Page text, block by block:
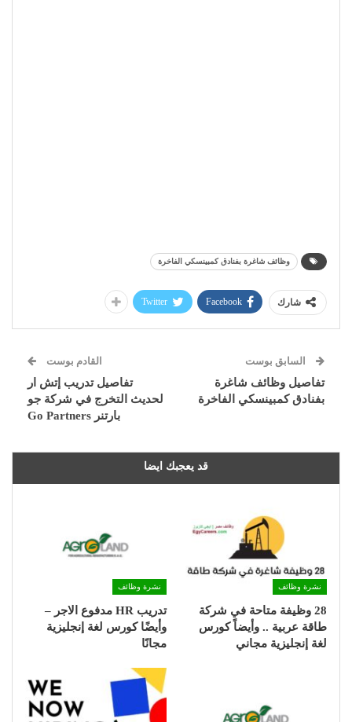
وظائف شاغرة بفنادق كمبينسكي الفاخرة
شارك Facebook
Twitter
السابق بوست
تفاصيل وظائف شاغرة
بفنادق كمبينسكي الفاخرة
القادم بوست
تفاصيل تدريب إتش ار
لحديث التخرج في شركة جو
بارتنر Go Partners
قد يعجبك ايضا
نشرة وظائف
28 وظيفة متاحة في شركة
طاقة عربية .. وأيضاً كورس
لغة إنجليزية مجاني
نشرة وظائف
تدريب HR مدفوع الاجر –
وأيضًا كورس لغة إنجليزية
مجانًا